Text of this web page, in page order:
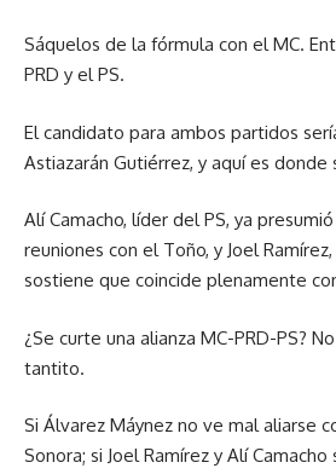
Sáquelos de la fórmula con el MC.
PRD y el PS.
El candidato para ambos partidos
Astiazarán Gutiérrez, y aquí es donde
Alí Camacho, líder del PS, ya
reuniones con el Toño, y Joel
sostiene que coincide plenamente
¿Se curte una alianza MC-PRD-PS?
tantito.
Si Álvarez Máynez no ve mal aliarse
Sonora; si Joel Ramírez y Alí